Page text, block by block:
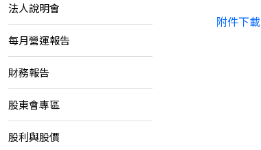
法人說明會
每月營運報告
財務報告
股東會專區
股利與股價
附件下載